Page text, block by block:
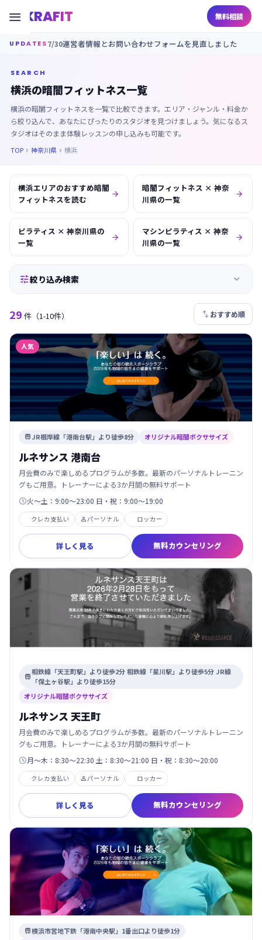
KRAFIT 無料相談

UPDATES 7/30運営者情報とお問い合わせフォームを見直しました
SEARCH
横浜の暗闇フィットネス一覧
横浜の暗闇フィットネスを一覧で比較できます。エリア・ジャンル・料金か
ら絞り込んで、あなたにぴったりのスタジオを見つけましょう。気になるス
タジオはそのまま体験レッスンの申し込みも可能です。
TOP  神奈川県  横浜
横浜エリアのおすすめ暗闇
フィットネスを読む

暗闇フィットネス × 神奈
川県の一覧

ピラティス × 神奈川県の
一覧

マシンピラティス × 神奈
川県の一覧

絞り込み検索 
29 件 （1-10件）  おすすめ順
人気
 JR根岸線「港南台駅」より徒歩8分 オリジナル暗闇ボクササイズ
ルネサンス 港南台
月会費のみで楽しめるプログラムが多数。最新のパーソナルトレーニン
グもご用意。トレーナーによる3か月間の無料サポート
火～土：9:00～23:00 日・祝：9:00～19:00
クレカ支払い パーソナル ロッカー
詳しく見る 無料カウンセリング

相鉄線「天王町駅」より徒歩2分 相鉄線「星川駅」より徒歩5分 JR線
「保土ヶ谷駅」より徒歩15分
オリジナル暗闇ボクササイズ
ルネサンス 天王町
月会費のみで楽しめるプログラムが多数。最新のパーソナルトレーニン
グもご用意。トレーナーによる3か月間の無料サポート
月～木：8:30～22:30 土：8:30～21:00 日・祝：8:30～20:00
クレカ支払い パーソナル ロッカー
詳しく見る 無料カウンセリング
横浜市営地下鉄「港南中央駅」1番出口より徒歩1分